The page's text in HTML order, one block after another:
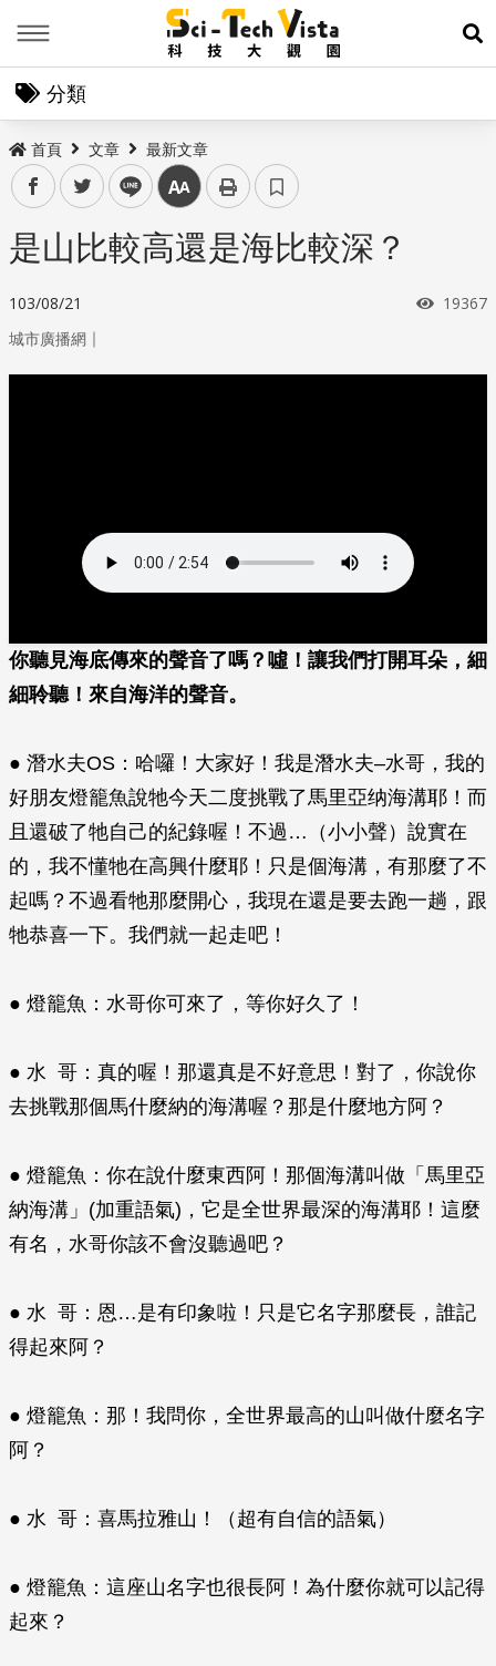
展
分類
首頁 文章 最新文章
facebooktwitter line 中
是山比較高還是海比較深？
103/08/21 瀏覽次
19367
城市廣播網 ｜
你聽見海底傳來的聲音了嗎？噓！讓我們打開耳朵，細
細聆聽！來自海洋的聲音。
● 潛水夫OS：哈囉！大家好！我是潛水夫–水哥，我的
好朋友燈籠魚說牠今天二度挑戰了馬里亞纳海溝耶！而
且還破了牠自己的紀錄喔！不過…（小小聲）說實在
的，我不懂牠在高興什麼耶！只是個海溝，有那麼了不
起嗎？不過看牠那麼開心，我現在還是要去跑一趟，跟
牠恭喜一下。我們就一起走吧！
● 燈籠魚：水哥你可來了，等你好久了！
● 水 哥：真的喔！那還真是不好意思！對了，你說你
去挑戰那個馬什麼納的海溝喔？那是什麼地方阿？
● 燈籠魚：你在說什麼東西阿！那個海溝叫做「馬里亞
納海溝」(加重語氣)，它是全世界最深的海溝耶！這麼
有名，水哥你該不會沒聽過吧？
● 水 哥：恩…是有印象啦！只是它名字那麼長，誰記
得起來阿？
● 燈籠魚：那！我問你，全世界最高的山叫做什麼名字
阿？
● 水 哥：喜馬拉雅山！（超有自信的語氣）
● 燈籠魚：這座山名字也很長阿！為什麼你就可以記得
起來？